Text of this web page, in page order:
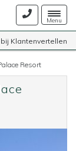
Menu
bij Klantenvertellen
Resort